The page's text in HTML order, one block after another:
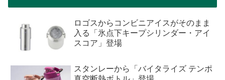
ロゴスからコンビニアイスがそのまま
入る「氷点下キープシリンダー・アイ
スコア」登場
スタンレーから「バイタライズ テンポ